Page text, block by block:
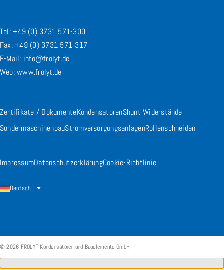
Tel: +49 (0) 3731 571-300
Fax: +49 (0) 3731 571-317
E-Mail: info@frolyt.de
Web: www.frolyt.de
Zertifikate / DokumenteKondensatorenShunt Widerstände
SondermaschinenbauStromversorgungsanlagenRollenschneiden
ImpressumDatenschutzerklärungCookie-Richtlinie
Deutsch
© 2026 FROLYT Kondensatoren und Bauelemente GmbH